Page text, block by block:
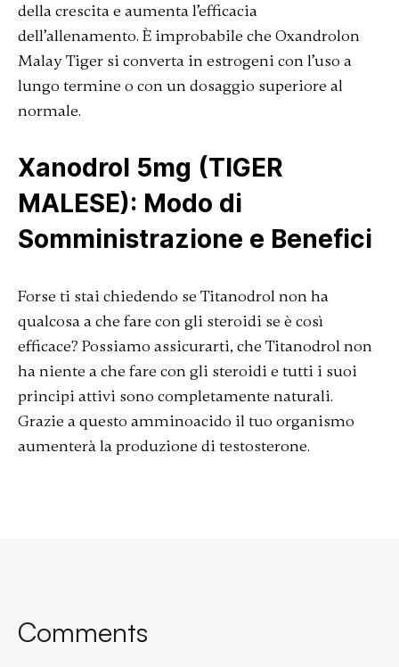
della crescita e aumenta l’efficacia
dell’allenamento. È improbabile che Oxandrolon
Malay Tiger si converta in estrogeni con l’uso a
lungo termine o con un dosaggio superiore al
normale.
Xanodrol 5mg (TIGER
MALESE): Modo di
Somministrazione e Benefici
Forse ti stai chiedendo se Titanodrol non ha
qualcosa a che fare con gli steroidi se è così
efficace? Possiamo assicurarti, che Titanodrol non
ha niente a che fare con gli steroidi e tutti i suoi
principi attivi sono completamente naturali.
Grazie a questo amminoacido il tuo organismo
aumenterà la produzione di testosterone.
Comments